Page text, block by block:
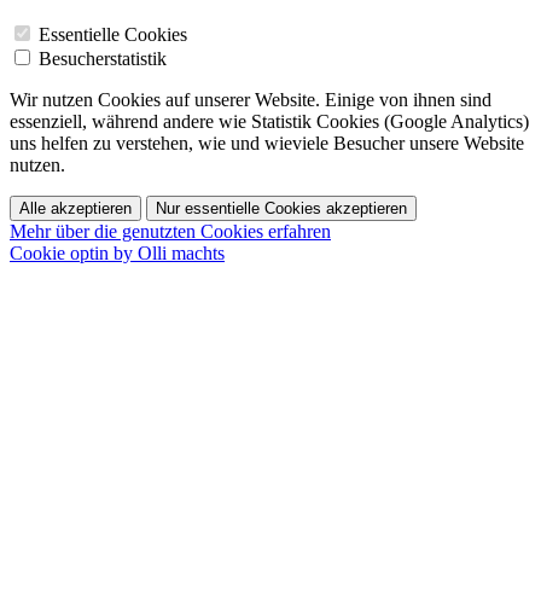
Essentielle Cookies
Besucherstatistik
Wir nutzen Cookies auf unserer Website. Einige von ihnen sind
essenziell, während andere wie Statistik Cookies (Google Analytics)
uns helfen zu verstehen, wie und wieviele Besucher unsere Website
nutzen.
Alle akzeptieren Nur essentielle Cookies akzeptieren
Mehr über die genutzten Cookies erfahren
Cookie optin by Olli machts